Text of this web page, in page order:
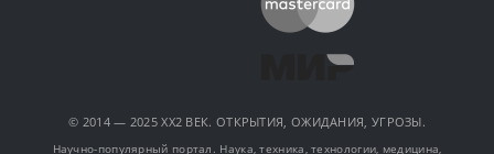
© 2014 — 2025 XX2 ВЕК. ОТКРЫТИЯ, ОЖИДАНИЯ, УГРОЗЫ.
Научно-популярный портал. Наука, техника, технологии, медицина,